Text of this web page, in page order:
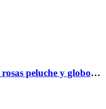
Mi graduada – Arreglo de 6 rosas peluche y globo para graduación